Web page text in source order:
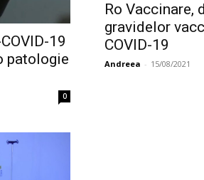
19
patologie
0
Ro Vaccinare,
gravidelor
COVID-19
Andreea - 15/08/2021